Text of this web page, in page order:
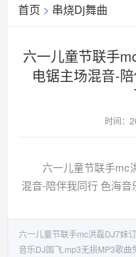
首页 > 串烧Dj舞曲
六一儿童节联手
电锯主场混音-
时间：
六一儿童节联手mc
混音-陪伴我同行 色海
六一儿童节联手mc洪磊DJ7妹
音乐DJ国飞.mp3无损MP3歌